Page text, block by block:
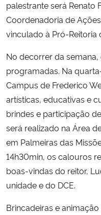
palestrante será Renato
Coordenadoria de
vinculado à Pró-Reitoria
No decorrer da
programadas. Na
Campus de Frederico
artísticas, educativas e
brindes e participação
será realizado na Área
em Palmeiras das
14h30min, os calouros
boas-vindas do reitor,
unidade e do DCE.
Brincadeiras e